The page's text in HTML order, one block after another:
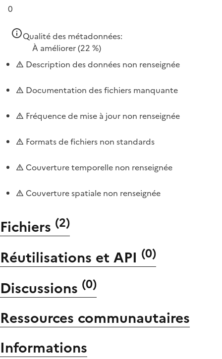
0
Qualité des métadonnées:
À améliorer(22 %)
Description des données non renseignée
Documentation des fichiers manquante
Fréquence de mise à jour non renseignée
Formats de fichiers non standards
Couverture temporelle non renseignée
Couverture spatiale non renseignée
Fichiers (2)
Réutilisations et API (0)
Discussions (0)
Ressources communautaires
Informations